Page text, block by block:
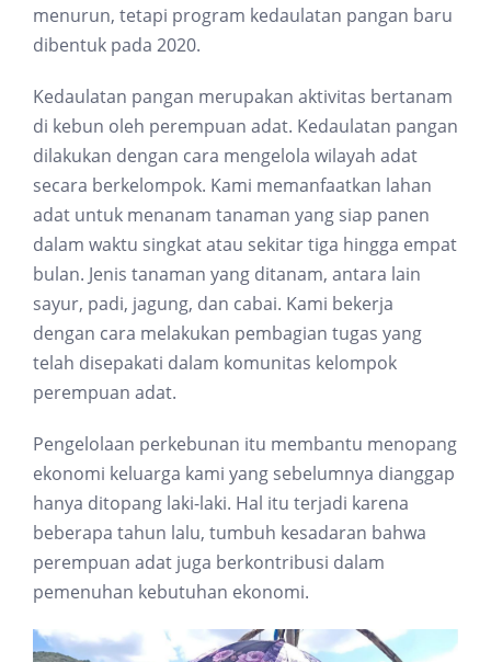
menurun, tetapi program kedaulatan pangan baru
dibentuk pada 2020.
Kedaulatan pangan merupakan aktivitas bertanam
di kebun oleh perempuan adat. Kedaulatan pangan
dilakukan dengan cara mengelola wilayah adat
secara berkelompok. Kami memanfaatkan lahan
adat untuk menanam tanaman yang siap panen
dalam waktu singkat atau sekitar tiga hingga empat
bulan. Jenis tanaman yang ditanam, antara lain
sayur, padi, jagung, dan cabai. Kami bekerja
dengan cara melakukan pembagian tugas yang
telah disepakati dalam komunitas kelompok
perempuan adat.
Pengelolaan perkebunan itu membantu menopang
ekonomi keluarga kami yang sebelumnya dianggap
hanya ditopang laki-laki. Hal itu terjadi karena
beberapa tahun lalu, tumbuh kesadaran bahwa
perempuan adat juga berkontribusi dalam
pemenuhan kebutuhan ekonomi.